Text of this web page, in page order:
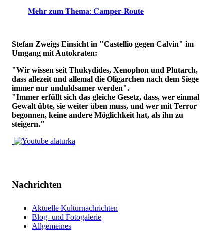
𝐌𝐞𝐡𝐫 𝐳𝐮𝐦 𝐓𝐡𝐞𝐦𝐚: 𝐂𝐚𝐦𝐩𝐞𝐫-𝐑𝐨𝐮𝐭𝐞
Stefan Zweigs Einsicht in "Castellio gegen Calvin" im
Umgang mit Autokraten:
"Wir wissen seit Thukydides, Xenophon und Plutarch,
dass allezeit und allemal die Oligarchen nach dem Siege
immer nur unduldsamer werden".
"Immer erfüllt sich das gleiche Gesetz, dass, wer einmal
Gewalt übte, sie weiter üben muss, und wer mit Terror
begonnen, keine andere Möglichkeit hat, als ihn zu
steigern."
Nachrichten
Aktuelle Kulturnachrichten
Blog- und Fotogalerie
Allgemeines